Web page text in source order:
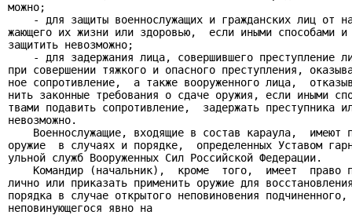
можно;
- для защиты военнослужащих и гражданских лиц от
жающего их жизни или здоровью,  если иными способами
защитить невозможно;
- для задержания лица, совершившего преступление
при совершении тяжкого и опасного преступления,
ное сопротивление,  а также вооруженного лица,
нить законные требования о сдаче оружия, если иными
твами подавить сопротивление,  задержать преступника
невозможно.
Военнослужащие, входящие в состав караула,  имеют
оружие  в случаях и порядке,  определенных Уставом
ульной служб Вооруженных Сил Российской Федерации.
Командир (начальник),  кроме  того,  имеет  право
лично или приказать применить оружие для
порядка в случае открытого неповиновения
неповинующегося явно на